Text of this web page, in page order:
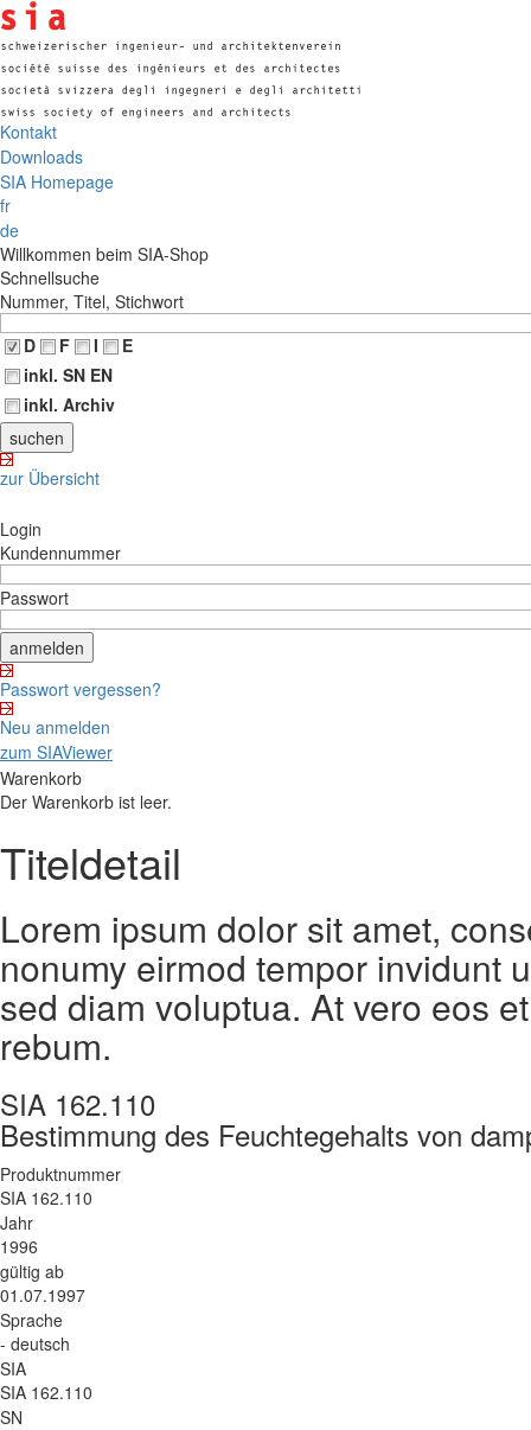
Kontakt
Downloads
SIA Homepage
fr
de
Willkommen beim SIA-Shop
Schnellsuche
Nummer, Titel, Stichwort
D
F I
E
inkl. SN EN
inkl. Archiv
zur Übersicht
Login
Kundennummer
Passwort
Passwort vergessen?
Neu anmelden
zum SIAViewer
Warenkorb
Der Warenkorb ist leer.
Titeldetail
Lorem ipsum dolor sit amet,
nonumy eirmod tempor invidunt
sed diam voluptua. At vero eos
rebum.
SIA 162.110
Bestimmung des Feuchtegehalts von
Produktnummer
SIA 162.110
Jahr
1996
gültig ab
01.07.1997
Sprache
- deutsch
SIA
SIA 162.110
SN